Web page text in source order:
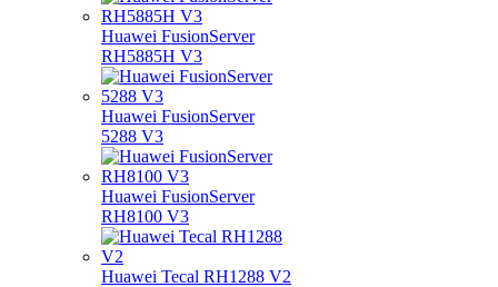
Huawei FusionServer
RH5885H V3
Huawei FusionServer
5288 V3
Huawei FusionServer
RH8100 V3
Huawei Tecal RH1288 V2